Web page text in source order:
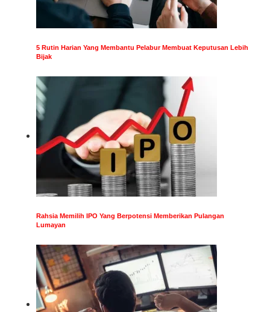
5 Rutin Harian Yang Membantu Pelabur Membuat Keputusan Lebih
Bijak
Rahsia Memilih IPO Yang Berpotensi Memberikan Pulangan
Lumayan